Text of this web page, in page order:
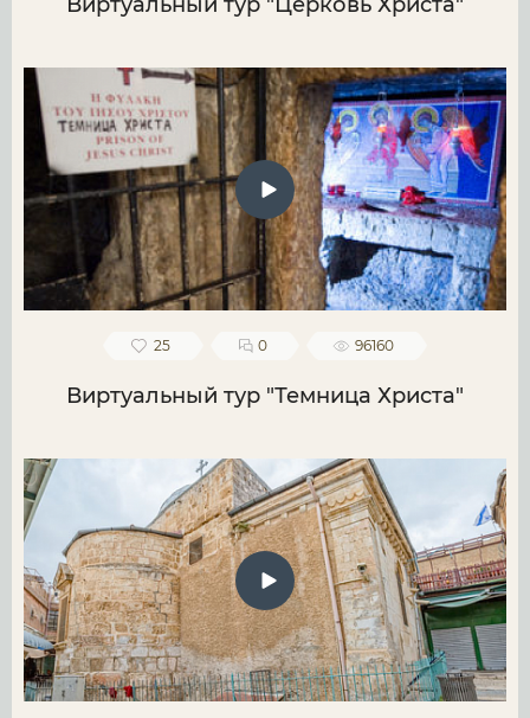
Виртуальный тур "Церковь Христа"
25 0 96160
Виртуальный тур "Темница Христа"